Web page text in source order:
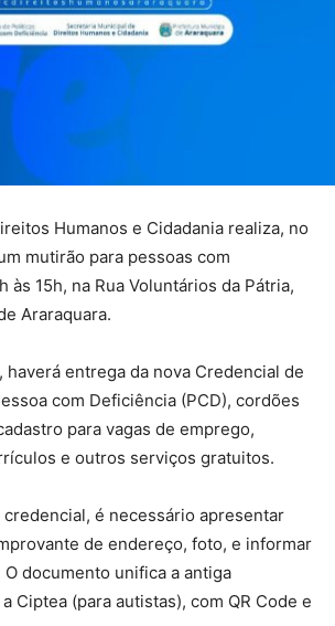
Humanos e Cidadania realiza, no
mutirão para pessoas com
às 15h, na Rua Voluntários da Pátria,
Araraquara.
haverá entrega da nova Credencial de
com Deficiência (PCD), cordões
para vagas de emprego,
e outros serviços gratuitos.
credencial, é necessário apresentar
de endereço, foto, e informar
documento unifica a antiga
Ciptea (para autistas), com QR Code e